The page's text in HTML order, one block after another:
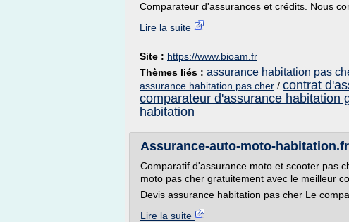
Comparateur d'assurances et crédits. Nous
Lire la suite
Site : https://www.bioam.fr
Thèmes liés : assurance habitation pas
assurance habitation pas cher / contrat
comparateur d'assurance habitation
habitation
Assurance-auto-moto-habitation.fr
Comparatif d'assurance moto et scooter pas
moto pas cher gratuitement avec le meilleur
Devis assurance habitation pas cher Le
Lire la suite